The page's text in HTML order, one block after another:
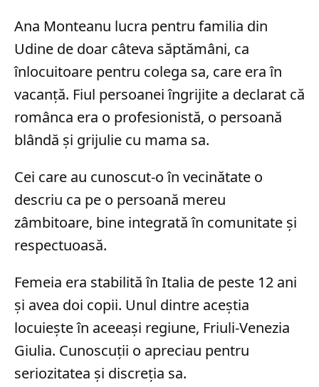
Ana Monteanu lucra pentru familia din
Udine de doar câteva săptămâni, ca
înlocuitoare pentru colega sa, care era în
vacanță. Fiul persoanei îngrijite a declarat că
românca era o profesionistă, o persoană
blândă și grijulie cu mama sa.
Cei care au cunoscut-o în vecinătate o
descriu ca pe o persoană mereu
zâmbitoare, bine integrată în comunitate și
respectuoasă.
Femeia era stabilită în Italia de peste 12 ani
și avea doi copii. Unul dintre aceștia
locuiește în aceeași regiune, Friuli-Venezia
Giulia. Cunoscuții o apreciau pentru
seriozitatea și discreția sa.